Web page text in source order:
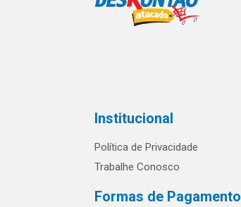
Institucional
Política de Privacidade
Trabalhe Conosco
Formas de Pagamento